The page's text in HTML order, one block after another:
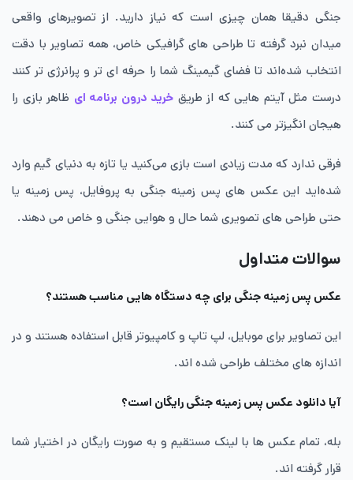
جنگی دقیقا همان چیزی است که نیاز دارید. از تصویرهای واقعی
میدان نبرد گرفته تا طراحی های گرافیکی خاص، همه تصاویر با دقت
انتخاب شده‌اند تا فضای گیمینگ شما را حرفه ای تر و پرانرژی تر کنند
درست مثل آیتم هایی که از طریق خرید درون برنامه ای ظاهر بازی را
هیجان انگیزتر می کنند.
فرقی ندارد که مدت زیادی است بازی می‌کنید یا تازه به دنیای گیم وارد
شده‌اید این عکس های پس زمینه جنگی به پروفایل، پس زمینه یا
حتی طراحی های تصویری شما حال و هوایی جنگی و خاص می دهند.
سوالات متداول
عکس پس زمینه جنگی برای چه دستگاه هایی مناسب هستند؟
این تصاویر برای موبایل، لپ تاپ و کامپیوتر قابل استفاده هستند و در
اندازه های مختلف طراحی شده اند.
آیا دانلود عکس پس زمینه جنگی رایگان است؟
بله، تمام عکس ها با لینک مستقیم و به صورت رایگان در اختیار شما
قرار گرفته اند.